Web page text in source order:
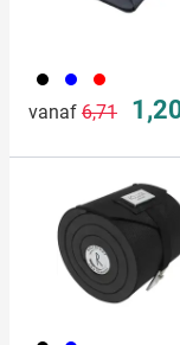
001 005 008
vanaf Normale prijs
6,71